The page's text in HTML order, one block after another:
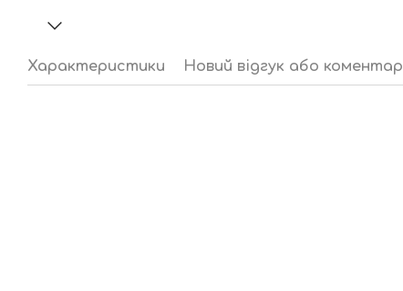
Характеристики Новий відгук або коментар